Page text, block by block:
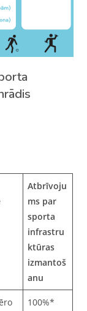
Atbrīvoju
ms par
sporta
infrastru
ktūras
izmantoš
anu
100%*